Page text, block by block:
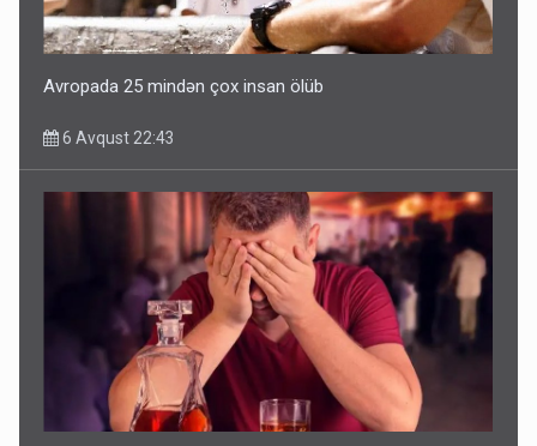
Avropada 25 mindən çox insan ölüb
6 Avqust 22:43